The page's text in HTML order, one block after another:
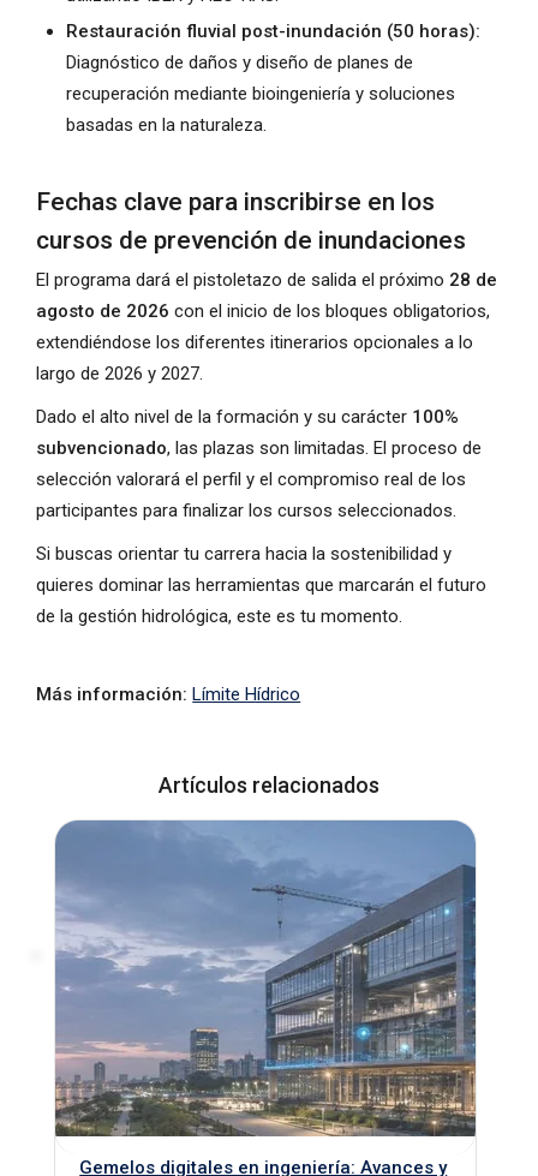
Restauración fluvial post-inundación (50 horas):
Diagnóstico de daños y diseño de planes de
recuperación mediante bioingeniería y soluciones
basadas en la naturaleza.
Fechas clave para inscribirse en los
cursos de prevención de inundaciones
El programa dará el pistoletazo de salida el próximo 28 de
agosto de 2026 con el inicio de los bloques obligatorios,
extendiéndose los diferentes itinerarios opcionales a lo
largo de 2026 y 2027.
Dado el alto nivel de la formación y su carácter 100%
subvencionado, las plazas son limitadas. El proceso de
selección valorará el perfil y el compromiso real de los
participantes para finalizar los cursos seleccionados.
Si buscas orientar tu carrera hacia la sostenibilidad y
quieres dominar las herramientas que marcarán el futuro
de la gestión hidrológica, este es tu momento.
Más información: Límite Hídrico
Artículos relacionados
Gemelos digitales en ingeniería: Avances y